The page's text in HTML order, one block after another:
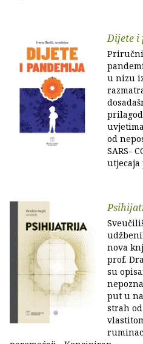
Dijete i
u nizu
od
SARS-
utjecaja
nova
prof.
su
put u
strah